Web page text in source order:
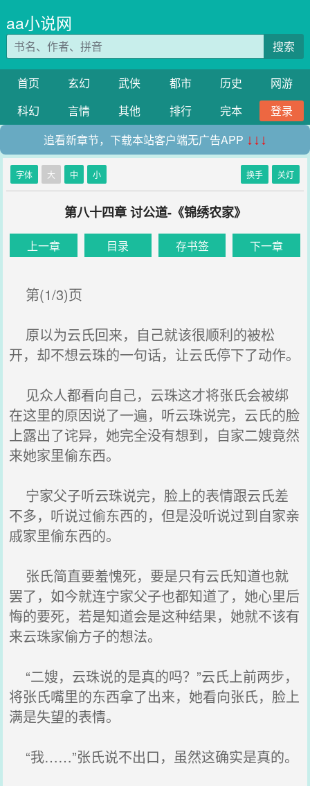
aa小说网
搜索
首页 玄幻 武侠 都市 历史
网游
科幻
言情 其他 排行 完本
登录
追看新章节，下载本站客户端无广告APP ↓↓↓
字体 大 中 小 换手 关灯
第八十四章 讨公道-《锦绣农家》
上一章 目录 存书签 下一章
第(1/3)页
原以为云氏回来，自己就该很顺利的被松
开，却不想云珠的一句话，让云氏停下了动作。
见众人都看向自己，云珠这才将张氏会被绑
在这里的原因说了一遍，听云珠说完，云氏的脸
上露出了诧异，她完全没有想到，自家二嫂竟然
来她家里偷东西。
宁家父子听云珠说完，脸上的表情跟云氏差
不多，听说过偷东西的，但是没听说过到自家亲
戚家里偷东西的。
张氏简直要羞愧死，要是只有云氏知道也就
罢了，如今就连宁家父子也都知道了，她心里后
悔的要死，若是知道会是这种结果，她就不该有
来云珠家偷方子的想法。
“二嫂，云珠说的是真的吗？”云氏上前两步，
将张氏嘴里的东西拿了出来，她看向张氏，脸上
满是失望的表情。
“我……”张氏说不出口，虽然这确实是真的。